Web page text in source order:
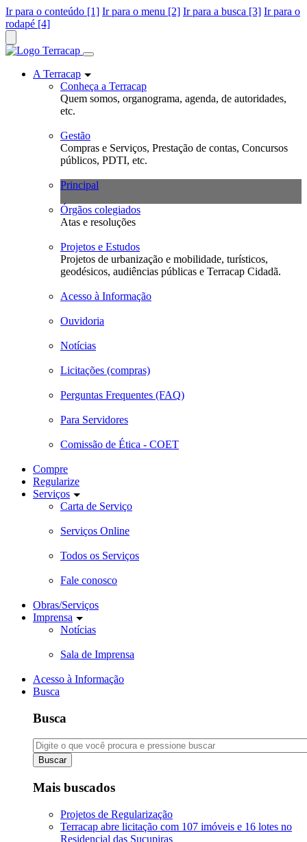
Ir para o conteúdo [1] Ir para o menu [2] Ir para a busca [3] Ir para o
rodapé [4]
A Terracap
Conheça a Terracap
Quem somos, organograma, agenda, de autoridades,
etc.
Gestão
Compras e Serviços, Prestação de contas, Concursos
públicos, PDTI, etc.
Principal
Órgãos colegiados
Atas e resoluções
Projetos e Estudos
Projetos de urbanização e mobilidade, turísticos,
geodésicos, audiências públicas e Terracap Cidadã.
Acesso à Informação
Ouvidoria
Notícias
Licitações (compras)
Perguntas Frequentes (FAQ)
Para Servidores
Comissão de Ética - COET
Compre
Regularize
Serviços
Carta de Serviço
Serviços Online
Todos os Serviços
Fale conosco
Obras/Serviços
Imprensa
Notícias
Sala de Imprensa
Acesso à Informação
Busca
Busca
Buscar
Mais buscados
Projetos de Regularização
Terracap abre licitação com 107 imóveis e 16 lotes no
Residencial das Sucupiras